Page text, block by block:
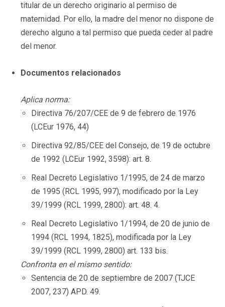
titular de un derecho originario al permiso de
maternidad. Por ello, la madre del menor no dispone de
derecho alguno a tal permiso que pueda ceder al padre
del menor.
Documentos relacionados
Aplica norma:
Directiva 76/207/CEE de 9 de febrero de 1976
(LCEur 1976, 44)
Directiva 92/85/CEE del Consejo, de 19 de octubre
de 1992 (LCEur 1992, 3598): art. 8.
Real Decreto Legislativo 1/1995, de 24 de marzo
de 1995 (RCL 1995, 997), modificado por la Ley
39/1999 (RCL 1999, 2800): art. 48. 4.
Real Decreto Legislativo 1/1994, de 20 de junio de
1994 (RCL 1994, 1825), modificada por la Ley
39/1999 (RCL 1999, 2800) art. 133 bis.
Confronta en el mismo sentido:
Sentencia de 20 de septiembre de 2007 (TJCE
2007, 237) APD. 49.